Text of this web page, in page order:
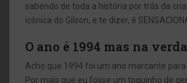
sabendo de toda a história por trás da
icônica do Gilson, e te dizer, é
O ano é 1994 mas na
Acho que 1994 foi um ano marcante para
Por mais que eu fosse um toquinho de